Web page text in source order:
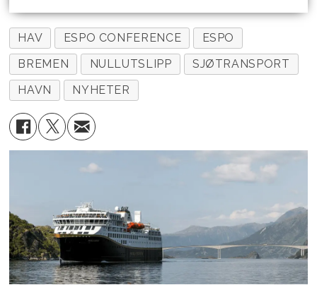
HAV ESPO CONFERENCE
ESPO
BREMEN
NULLUTSLIPP
SJØTRANSPORT
HAVN
NYHETER